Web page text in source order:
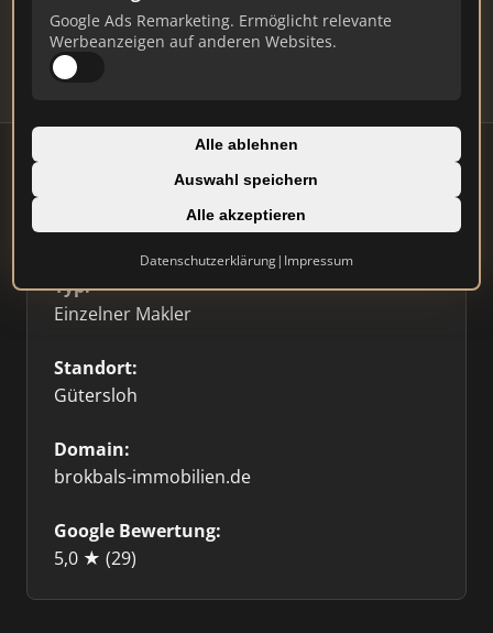
Google Ads Remarketing. Ermöglicht relevante
Werbeanzeigen auf anderen Websites.
Alle ablehnen
Auswahl speichern
Alle akzeptieren
Datenschutzerklärung| Impressum
Updates.
Profil beanspruchen
⭐ Etabliert
Typ:
Einzelner Makler
Standort:
Gütersloh
Domain:
brokbals-immobilien.de
Google Bewertung:
5,0 ★ (29)